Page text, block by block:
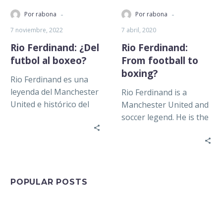
Por rabona -
7 noviembre, 2022
Rio Ferdinand: ¿Del
futbol al boxeo?
Rio Ferdinand es una
leyenda del Manchester
United e histórico del
Por rabona -
7 abril, 2020
Rio Ferdinand:
From football to
boxing?
Rio Ferdinand is a
Manchester United and
soccer legend. He is the
POPULAR POSTS